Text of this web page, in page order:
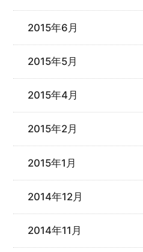
2015年6月
2015年5月
2015年4月
2015年2月
2015年1月
2014年12月
2014年11月